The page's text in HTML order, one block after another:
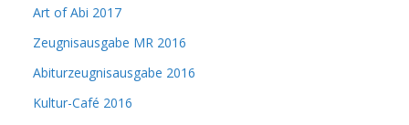
Art of Abi 2017
Zeugnisausgabe MR 2016
Abiturzeugnisausgabe 2016
Kultur-Café 2016